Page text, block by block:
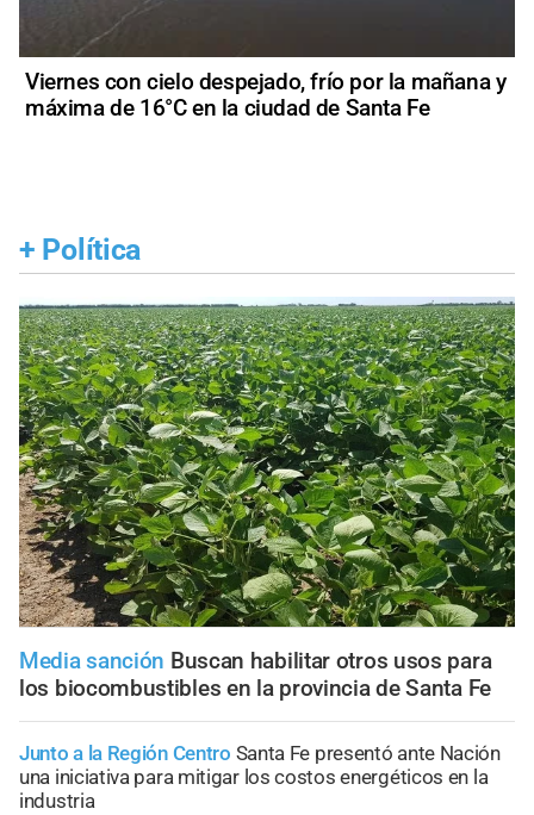
Viernes con cielo despejado, frío por la mañana y
máxima de 16°C en la ciudad de Santa Fe
+ Política
Media sanción Buscan habilitar otros usos para
los biocombustibles en la provincia de Santa Fe
Junto a la Región Centro Santa Fe presentó ante Nación
una iniciativa para mitigar los costos energéticos en la
industria